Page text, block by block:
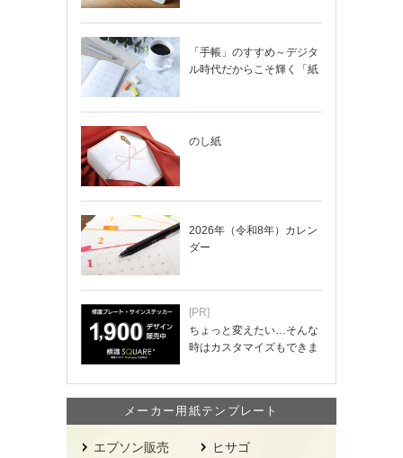
「手帳」のすすめ～デジタ
ル時代だからこそ輝く「紙
のし紙
2026年（令和8年）カレン
ダー
[PR]
ちょっと変えたい…そんな
時はカスタマイズもできま
メーカー用紙テンプレート
エプソン販売
ヒサゴ